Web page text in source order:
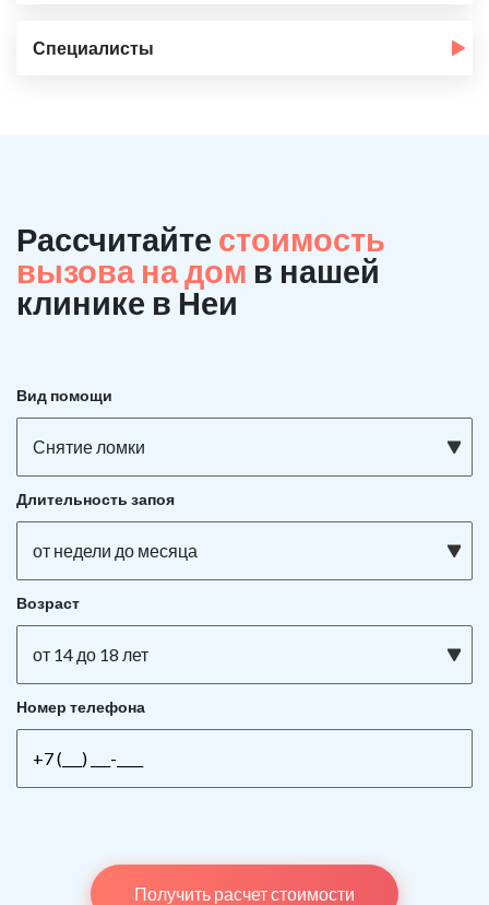
Специалисты
Рассчитайте стоимость
вызова на дом в нашей
клинике в Неи
Вид помощи
Снятие ломки
Длительность запоя
от недели до месяца
Возраст
от 14 до 18 лет
Номер телефона
Получить расчет стоимости